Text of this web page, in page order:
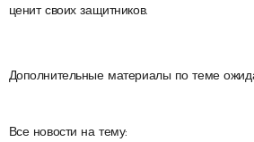
ценит своих защитников.
Дополнительные материалы по теме
Все новости на тему: